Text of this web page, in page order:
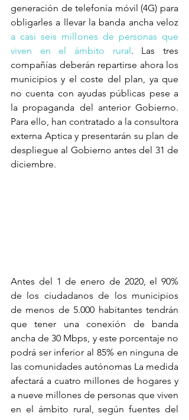
generación de telefonía móvil (4G) para
a casi seis millones de personas que
viven en el ámbito rural. Las tres
compañías deberán repartirse ahora los
municipios y el coste del plan, ya que
no cuenta con ayudas públicas pese a
la propaganda del anterior Gobierno.
Para ello, han contratado a la consultora
externa Aptica y presentarán su plan de
despliegue al Gobierno antes del 31 de
diciembre.
Antes del 1 de enero de 2020, el 90%
de los ciudadanos de los municipios
de menos de 5.000 habitantes tendrán
que tener una conexión de banda
ancha de 30 Mbps, y este porcentaje no
podrá ser inferior al 85% en ninguna de
las comunidades autónomas La medida
afectará a cuatro millones de hogares y
a nueve millones de personas que viven
en el ámbito rural, según fuentes del